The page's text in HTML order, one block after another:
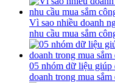
Vì sao nhiều doanh
nhu cầu mua sắm
05 nhóm dữ liệu giúp
doanh trong mua sắm